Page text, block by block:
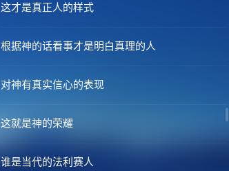
这才是真正人的样式
根据神的话看事才是明白真理的人
对神有真实信心的表现
这就是神的荣耀
谁是当代的法利赛人